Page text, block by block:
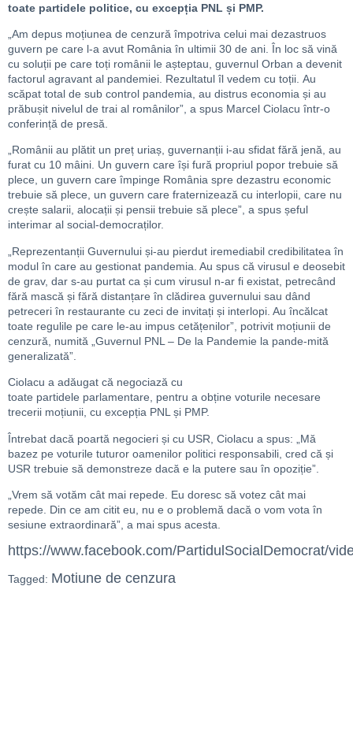
toate partidele politice, cu excepția PNL și PMP.
Am depus moțiunea de cenzură împotriva celui mai dezastruos
guvern pe care l-a avut România în ultimii 30 de ani. În loc să vină
cu soluții pe care toți românii le așteptau, guvernul Orban a devenit
factorul agravant al pandemiei. Rezultatul îl vedem cu toții. Au
scăpat total de sub control pandemia, au distrus economia și au
prăbușit nivelul de trai al românilor”, a spus Marcel Ciolacu într-o
conferință de presă
„Românii au plătit un preț uriaș, guvernanții i-au sfidat fără jenă, au
furat cu 10 mâini. Un guvern care își fură propriul popor trebuie să
plece, un guvern care împinge România spre dezastru economic
trebuie să plece, un guvern care fraternizează cu interlopii, care nu
crește salarii, alocații și pensii trebuie să plece”, a spus șeful
interimar al social-democraților.
Reprezentanții Guvernului și-au pierdut iremediabil credibilitatea în
modul în care au gestionat pandemia. Au spus că virusul e deosebit
de grav, dar s-au purtat ca și cum virusul n-ar fi existat, petrecând
fără mască și fără distanțare în clădirea guvernului sau dând
petreceri în restaurante cu zeci de invitați și interlopi. Au încălcat
toate regulile pe care le-au impus cetățenilor”, potrivit moțiunii de
cenzură, numită
„Guvernul PNL – De la Pandemie la pande-mită
generalizată”.
Ciolacu a adăugat că negociază cu
toate partidele parlamentare, pentru a obține voturile necesare
trecerii moțiunii, cu excepția PNL și PMP.
Întrebat dacă poartă negocieri și cu USR, Ciolacu a spus: „ Mă
bazez pe voturile tuturor oamenilor politici responsabili, cred că și
USR trebuie să demonstreze dacă e la putere sau în opoziție”.
Vrem să votăm cât mai repede. Eu doresc să votez cât mai
repede. Din ce am citit eu, nu e o problemă dacă o vom vota în
sesiune extraordinară”, a mai spus acesta.
https://www.facebook.com/PartidulSocialDemocrat/
Tagged: Motiune de cenzura